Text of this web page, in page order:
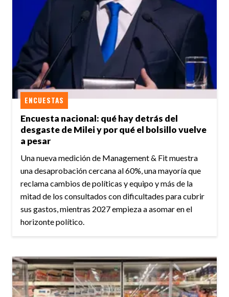
Encuesta nacional: qué hay detrás del
desgaste de Milei y por qué el bolsillo vuelve
a pesar
ENCUESTAS
Una nueva medición de Management & Fit muestra
una desaprobación cercana al 60%, una mayoría que
reclama cambios de políticas y equipo y más de la
mitad de los consultados con dificultades para cubrir
sus gastos, mientras 2027 empieza a asomar en el
horizonte político.